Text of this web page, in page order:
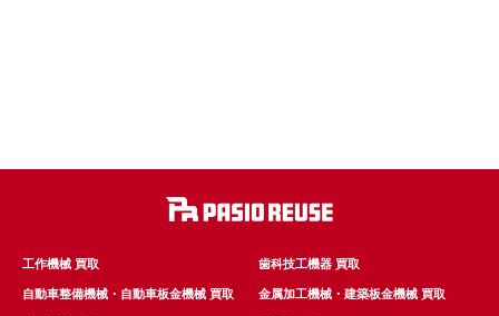
工作機械 買取 歯科技工機器 買取
自動車整備機械・自動車板金機械 買取 金属加工機械・建築板金機械 買取